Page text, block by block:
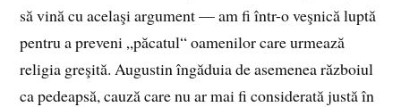
să vină cu acelaşi argument — am fi într-o veşnică luptă
pentru a preveni „păcatul“ oamenilor care urmează
religia greşită. Augustin îngăduia de asemenea războiul
ca pedeapsă, cauză care nu ar mai fi considerată justă în